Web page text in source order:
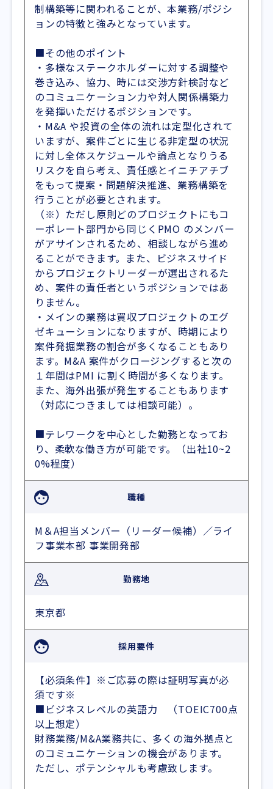
制構築等に関われることが、本業務/ポジシ
ョンの特徴と強みとなっています。
■その他のポイント
・多様なステークホルダーに対する調整や
巻き込み、協力、時には交渉方針検討など
のコミュニケーション力や対人関係構築力
を発揮いただけるポジションです。
・M&A や投資の全体の流れは定型化されて
いますが、案件ごとに生じる非定型の状況
に対し全体スケジュールや論点となりうる
リスクを自ら考え、責任感とイニチアチブ
をもって提案・問題解決推進、業務構築を
行うことが必要とされます。
（※）ただし原則どのプロジェクトにもコ
ーポレート部門から同じくPMO のメンバー
がアサインされるため、相談しながら進め
ることができます。また、ビジネスサイド
からプロジェクトリーダーが選出されるた
め、案件の責任者というポジションではあ
りません。
・メインの業務は買収プロジェクトのエグ
ゼキューションになりますが、時期により
案件発掘業務の割合が多くなることもあり
ます。M&A 案件がクロージングすると次の
１年間はPMI に割く時間が多くなります。
また、海外出張が発生することもあります
（対応につきましては相談可能）。
■テレワークを中心とした勤務となってお
り、柔軟な働き方が可能です。（出社10~2
0%程度）
職種
M＆A担当メンバー（リーダー候補）／ライ
フ事業本部 事業開発部
勤務地
東京都
採用要件
【必須条件】※ご応募の際は証明写真が必
須です※
■ビジネスレベルの英語力 （TOEIC700点
以上想定）
財務業務/M&A業務共に、多くの海外拠点と
のコミュニケーションの機会があります。
ただし、ポテンシャルも考慮致します。